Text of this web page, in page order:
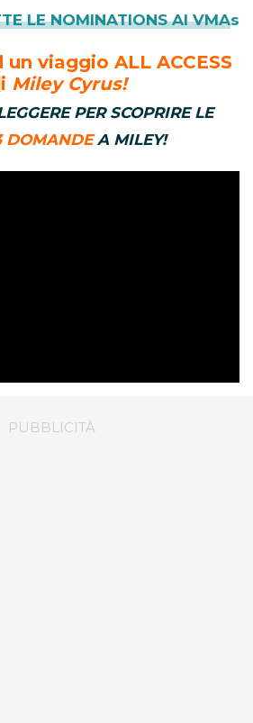
LE NOMINATIONS AI VMAs
un viaggio ALL ACCESS
Miley Cyrus!
PER SCOPRIRE LE
DOMANDEA MILEY!